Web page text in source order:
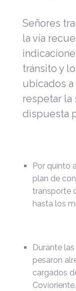
Señores
la vía
tránsito y
ubicados
respetar la
dispuesta
Por quinto
plan de
transporte
hasta los
Durante
pesaron
cargados
Covioriente.